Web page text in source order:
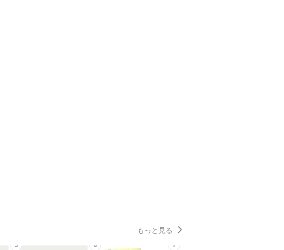
もっと見る
5 6 7